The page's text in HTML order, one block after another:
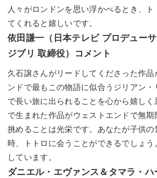
人々がロンドンを思い浮かべるとき、ト
てくれると嬉しいです。
依田謙一（日本テレビ プロデュー
ジブリ 取締役）コメント
久石譲さんがリードしてくださった作品
ンドで最もこの物語に似合うジリアン・
で長い旅に出られることを心から嬉しく
で生まれた作品がウェストエンドで無期
挑めることは光栄です。あなたが子供の
時、トトロに会うことができるでしょう
しています。
ダニエル・エヴァンス＆タマラ・